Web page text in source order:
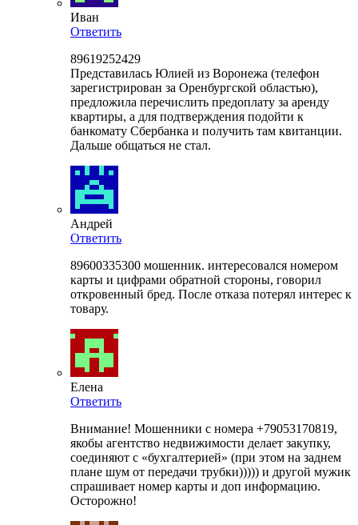
Иван
Ответить
89619252429
Представилась Юлией из Воронежа (телефон
зарегистрирован за Оренбургской областью),
предложила перечислить предоплату за аренду
квартиры, а для подтверждения подойти к
банкомату Сбербанка и получить там квитанции.
Дальше общаться не стал.
Андрей
Ответить
89600335300 мошенник. интересовался номером
карты и цифрами обратной стороны, говорил
откровенный бред. После отказа потерял интерес к
товару.
Елена
Ответить
Внимание! Мошенники с номера +79053170819,
якобы агентство недвижимости делает закупку,
соединяют с «бухгалтерией» (при этом на заднем
плане шум от передачи трубки))))) и другой мужик
спрашивает номер карты и доп информацию.
Осторожно!